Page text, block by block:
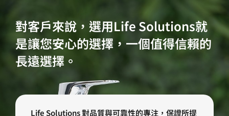
常見問題
對客戶來說，選用Life Solutions就
是讓您安心的選擇，一個值得信賴的
長遠選擇。
Life Solutions 對品質與可靠性的專注，保證所提